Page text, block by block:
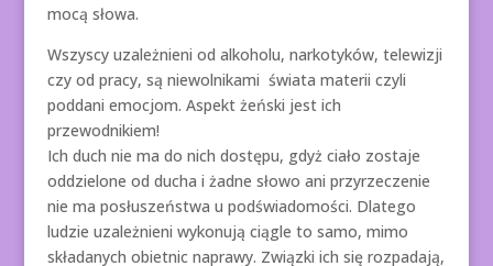
mocą słowa.
Wszyscy uzależnieni od alkoholu, narkotyków, telewizji
czy od pracy, są niewolnikami świata materii czyli
poddani emocjom. Aspekt żeński jest ich
przewodnikiem!
Ich duch nie ma do nich dostępu, gdyż ciało zostaje
oddzielone od ducha i żadne słowo ani przyrzeczenie
nie ma posłuszeństwa u podświadomości. Dlatego
ludzie uzależnieni wykonują ciągle to samo, mimo
składanych obietnic naprawy. Związki ich się rozpadają,